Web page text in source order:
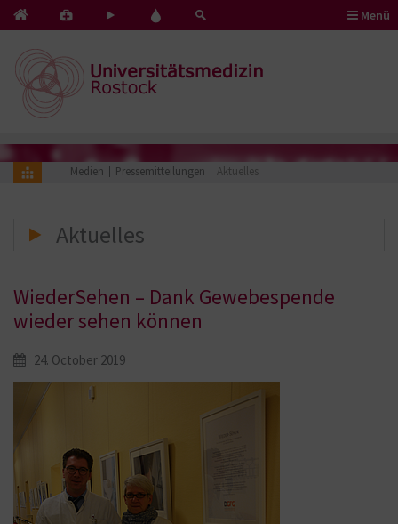
Kontakt
Notfälle
Pflege
Herz
Blut
Menü
Medien Pressemitteilungen Aktuelles
Aktuelles
WiederSehen – Dank Gewebespende
wieder sehen können
24. October 2019